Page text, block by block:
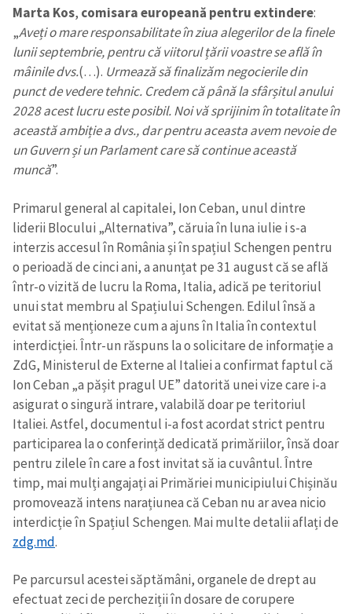
Marta Kos, comisara europeană pentru extindere:
„Aveți o mare responsabilitate în ziua alegerilor de la finele
lunii septembrie, pentru că viitorul țării voastre se află în
mâinile dvs.(…). Urmează să finalizăm negocierile din
punct de vedere tehnic. Credem că până la sfârșitul anului
2028 acest lucru este posibil. Noi vă sprijinim în totalitate în
această ambiție a dvs., dar pentru aceasta avem nevoie de
un Guvern și un Parlament care să continue această
muncă”.
Primarul general al capitalei, Ion Ceban, unul dintre
liderii Blocului „Alternativa”, căruia în luna iulie i s-a
interzis accesul în România și în spațiul Schengen pentru
o perioadă de cinci ani, a anunțat pe 31 august că se află
într-o vizită de lucru la Roma, Italia, adică pe teritoriul
unui stat membru al Spațiului Schengen. Edilul însă a
evitat să menționeze cum a ajuns în Italia în contextul
interdicției. Într-un răspuns la o solicitare de informație a
ZdG, Ministerul de Externe al Italiei a confirmat faptul că
Ion Ceban „a pășit pragul UE” datorită unei vize care i-a
asigurat o singură intrare, valabilă doar pe teritoriul
Italiei. Astfel, documentul i-a fost acordat strict pentru
participarea la o conferință dedicată primăriilor, însă doar
pentru zilele în care a fost invitat să ia cuvântul. Între
timp, mai mulți angajați ai Primăriei municipiului Chișinău
promovează intens narațiunea că Ceban nu ar avea nicio
interdicție în Spațiul Schengen. Mai multe detalii aflați de
zdg.md.
Pe parcursul acestei săptămâni, organele de drept au
efectuat zeci de percheziții în dosare de corupere